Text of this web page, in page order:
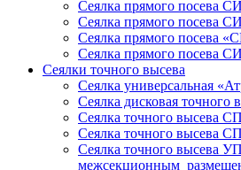
Сеялка прямого посева
Сеялка прямого посева
Сеялка прямого посева
Сеялка прямого посева
Сеялки точного высева
Сеялка универсальная
Сеялка дисковая точного
Сеялка точного высева
Сеялка точного высева
Сеялка точного высева
межсекционным